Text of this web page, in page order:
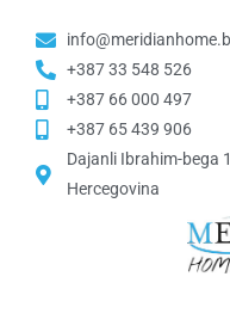
+387 33 548 526
+387 66 000 497
+387 65 439 906
Dajanli Ibrahim-bega
Hercegovina​